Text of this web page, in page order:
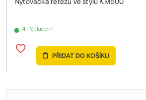
4+ Skladem
PŘIDAT DO KOŠÍKU